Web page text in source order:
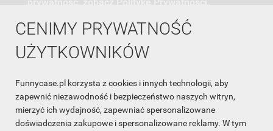
CENIMY PRYWATNOŚĆ
UŻYTKOWNIKÓW
Funnycase.pl korzysta z cookies i innych technologii, aby
zapewnić niezawodność i bezpieczeństwo naszych witryn,
mierzyć ich wydajność, zapewniać spersonalizowane
doświadczenia zakupowe i spersonalizowane reklamy. W tym
INFORMACJA O SKLEPIE
INFORMACJE